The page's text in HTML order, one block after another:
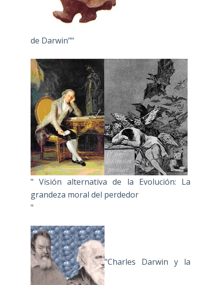
de Darwin""
" Visión alternativa de la Evolución: La
grandeza moral del perdedor
"
"Charles Darwin y la